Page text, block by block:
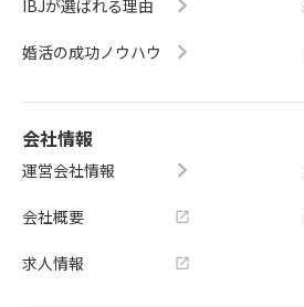
IBJが選ばれる理由
婚活の成功ノウハウ
会社情報
運営会社情報
会社概要
求人情報